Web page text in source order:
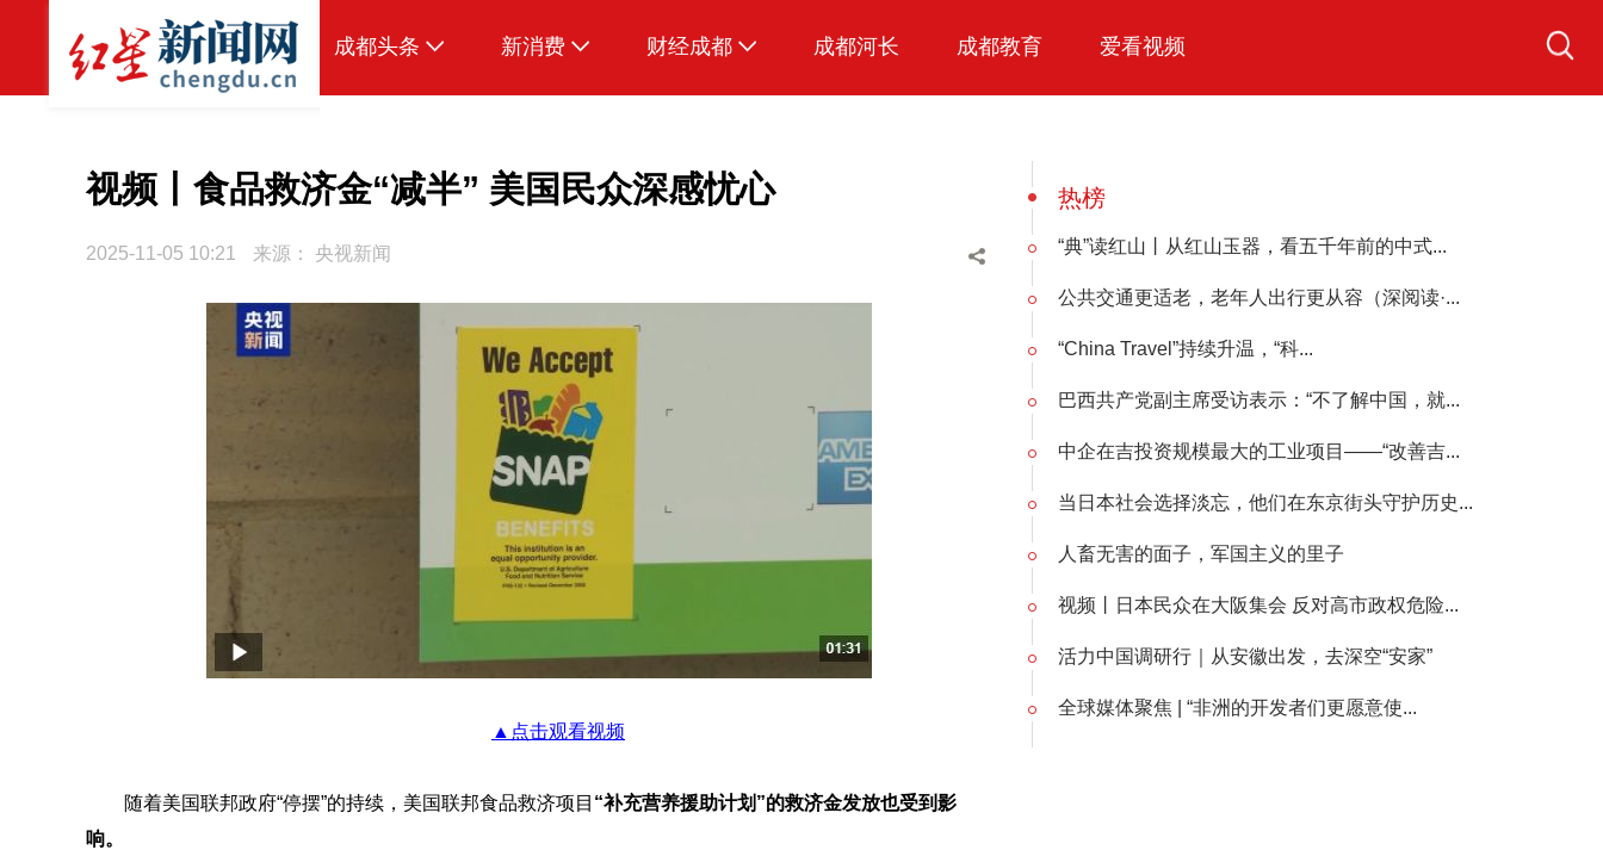
成都头条
本地
新消费 财经成都 成都河长 成都教育 爱看视频
视频丨食品救济金“减半” 美国民众深感忧心
2025-11-05 10:21 来源： 央视新闻
▲点击观看视频
随着美国联邦政府“停摆”的持续，美国联邦食品救济项目 “补充营养援助计划”的救济金发放也受到影
响。
热榜
“典”读红山丨从红山玉器，看五千年前的中式...
公共交通更适老，老年人出行更从容（深阅读·...
“China Travel”持续升温，“科...
巴西共产党副主席受访表示：“不了解中国，就...
中企在吉投资规模最大的工业项目——“改善吉...
当日本社会选择淡忘，他们在东京街头守护历史...
人畜无害的面子，军国主义的里子
视频丨日本民众在大阪集会 反对高市政权危险...
活力中国调研行｜从安徽出发，去深空“安家”
全球媒体聚焦 | “非洲的开发者们更愿意使...